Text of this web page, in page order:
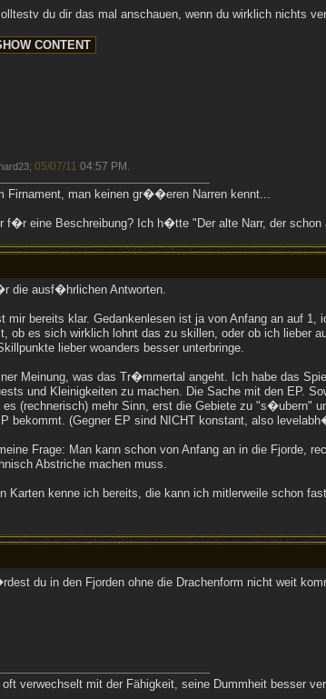
du dir das mal anschauen, wenn du wirklich nichts
05/07/11 04:57 PM
Firnament, man keinen gr��eren Narren kennt...
f�r eine Beschreibung? Ich h�tte "Der alte Narr, der
die ausf�hrlichen Antworten.
mir bereits klar. Gedankenlesen ist ja von Anfang an auf
ob es sich wirklich lohnt das zu skillen, oder ob ich lieber
lieber woanders besser unterbringe.
Meinung, was das Tr�mmertal angeht. Ich habe das
und Kleinigkeiten zu machen. Die Sache mit den EP.
es (rechnerisch) mehr Sinn, erst die Gebiete zu "s�ubern"
bekommt. (Gegner EP sind NICHT konstant, also
Frage: Man kann schon von Anfang an in die
Abstriche machen muss.
Karten kenne ich bereits, die kann ich mitlerweile schon
du in den Fjorden ohne die Drachenform nicht weit
oft verwechselt mit der Fähigkeit, seine Dummheit besser